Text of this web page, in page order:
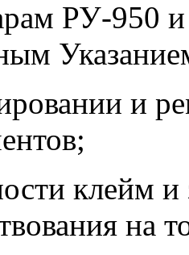
РУ-950 и
и
клейм и
на